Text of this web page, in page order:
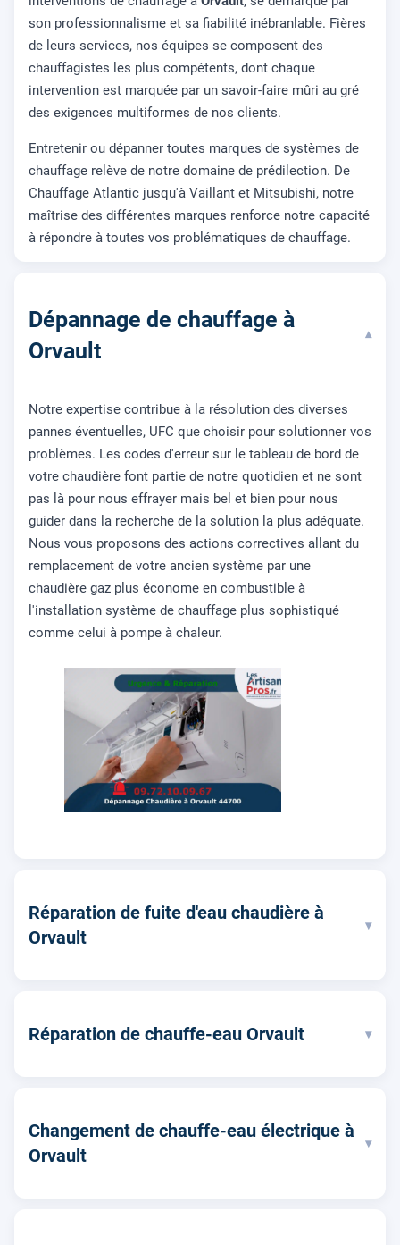
son professionnalisme et sa fiabilité inébranlable. Fières
de leurs services, nos équipes se composent des
chauffagistes les plus compétents, dont chaque
intervention est marquée par un savoir-faire mûri au gré
des exigences multiformes de nos clients.
Entretenir ou dépanner toutes marques de systèmes de
chauffage relève de notre domaine de prédilection. De
Chauffage Atlantic jusqu'à Vaillant et Mitsubishi, notre
maîtrise des différentes marques renforce notre capacité
à répondre à toutes vos problématiques de chauffage.
Dépannage de chauffage à
Orvault
▾
Notre expertise contribue à la résolution des diverses
pannes éventuelles, UFC que choisir pour solutionner vos
problèmes. Les codes d'erreur sur le tableau de bord de
votre chaudière font partie de notre quotidien et ne sont
pas là pour nous effrayer mais bel et bien pour nous
guider dans la recherche de la solution la plus adéquate.
Nous vous proposons des actions correctives allant du
remplacement de votre ancien système par une
chaudière gaz plus économe en combustible à
l'installation système de chauffage plus sophistiqué
comme celui à pompe à chaleur.
Réparation de fuite d'eau chaudière à
Orvault
▾
Réparation de chauffe-eau Orvault ▾
Changement de chauffe-eau électrique à
Orvault
▾